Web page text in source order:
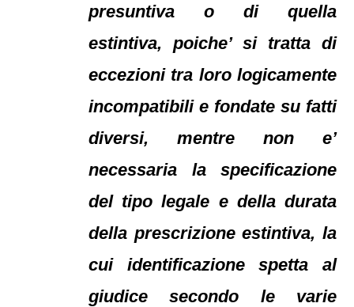
presuntiva o di quella
estintiva, poiche’ si tratta di
eccezioni tra loro logicamente
incompatibili e fondate su fatti
diversi, mentre non e’
necessaria la specificazione
del tipo legale e della durata
della prescrizione estintiva, la
cui identificazione spetta al
giudice secondo le varie